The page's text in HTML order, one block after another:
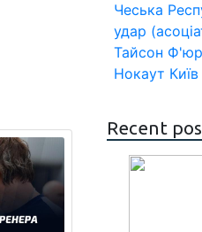
Чеська
удар
Тайсон
Нокаут Київ
Recent